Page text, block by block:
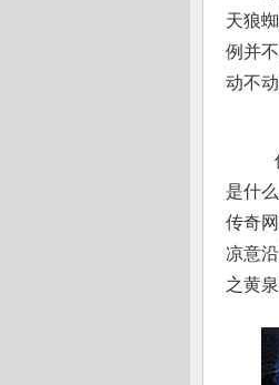
天狼
例并
动不动
是什
传奇
凉意
之黄